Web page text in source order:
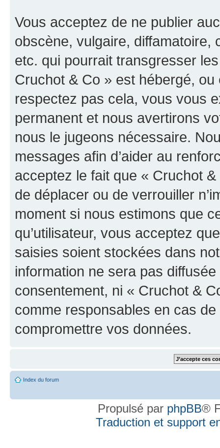
Vous acceptez de ne publier
obscène, vulgaire, diffamatoire,
etc. qui pourrait transgresser
Cruchot & Co » est hébergé,
respectez pas cela, vous vous
permanent et nous avertirons
nous le jugeons nécessaire.
messages afin d’aider au
acceptez le fait que « Cruchot
de déplacer ou de verrouiller
moment si nous estimons que
qu’utilisateur, vous acceptez
saisies soient stockées dans
information ne sera pas
consentement, ni « Cruchot &
comme responsables en cas
compromettre vos données.
Index du forum
Propulsé par phpBB®
Traduction et support